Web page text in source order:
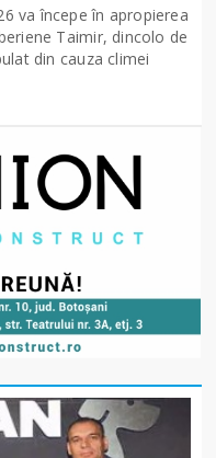
va începe în apropierea
Taimir, dincolo de
din cauza climei